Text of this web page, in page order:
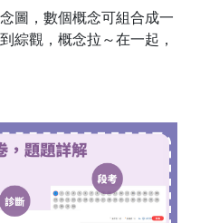
圖，數個概念可組合成一
綜觀，概念拉～在一起，